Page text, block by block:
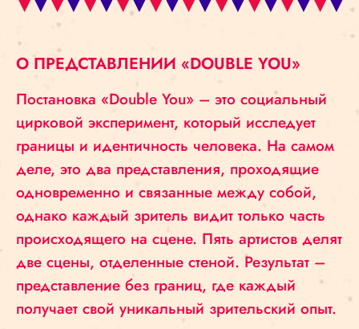
О ПРЕДСТАВЛЕНИИ «DOUBLE YOU»
Постановка «Double You» – это социальный
цирковой эксперимент, который исследует
границы и идентичность человека. На самом
деле, это два представления, проходящие
одновременно и связанные между собой,
однако каждый зритель видит только часть
происходящего на сцене. Пять артистов делят
две сцены, отделенные стеной. Результат –
представление без границ, где каждый
получает свой уникальный зрительский опыт.